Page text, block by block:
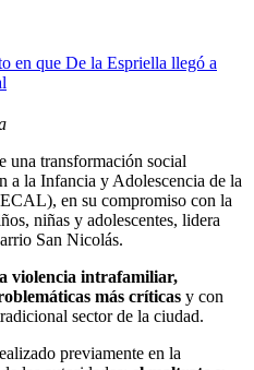
en que De la Espriella llegó a
una transformación social
a la Infancia y Adolescencia de la
en su compromiso con la
niñas y adolescentes, lidera
San Nicolás.
violencia intrafamiliar,
más críticas y con
sector de la ciudad.
previamente en la